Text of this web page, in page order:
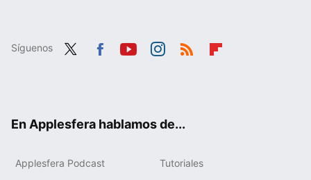
Síguenos
En Applesfera hablamos de...
Applesfera Podcast Tutoriales